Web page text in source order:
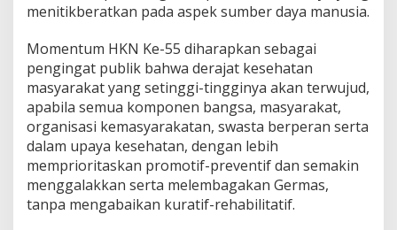
menitikberatkan pada aspek sumber daya manusia.
Momentum HKN Ke-55 diharapkan sebagai
pengingat publik bahwa derajat kesehatan
masyarakat yang setinggi-tingginya akan terwujud,
apabila semua komponen bangsa, masyarakat,
organisasi kemasyarakatan, swasta berperan serta
dalam upaya kesehatan, dengan lebih
memprioritaskan promotif-preventif dan semakin
menggalakkan serta melembagakan Germas,
tanpa mengabaikan kuratif-rehabilitatif.